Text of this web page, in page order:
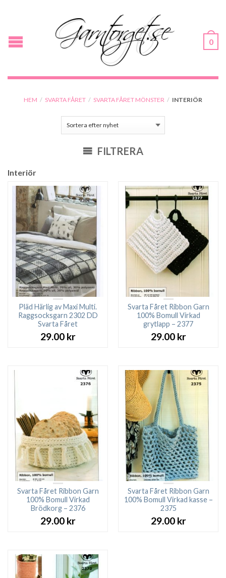
0
HEM / SVARTA FÅRET / SVARTA FÅRET MÖNSTER / INTERIÖR
FILTRERA
Interiör
Pläd Härlig av Maxi Multi.
Raggsocksgarn 2302 DD
Svarta Fåret
29.00 kr
Svarta Fåret Ribbon Garn
100% Bomull Virkad
grytlapp – 2377
29.00 kr
Svarta Fåret Ribbon Garn
100% Bomull Virkad
Brödkorg – 2376
29.00 kr
Svarta Fåret Ribbon Garn
100% Bomull Virkad kasse –
2375
29.00 kr